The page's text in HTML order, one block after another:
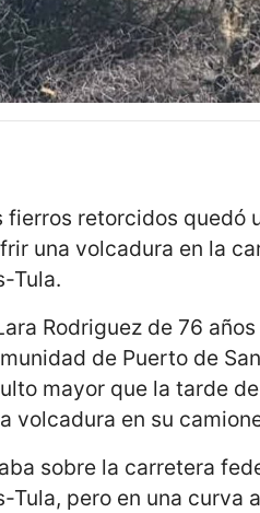
fierros retorcidos quedó
una volcadura en la
Tula.
Rodriguez de 76
de Puerto de
mayor que la tarde
volcadura en su
sobre la carretera
Tula, pero en una curva